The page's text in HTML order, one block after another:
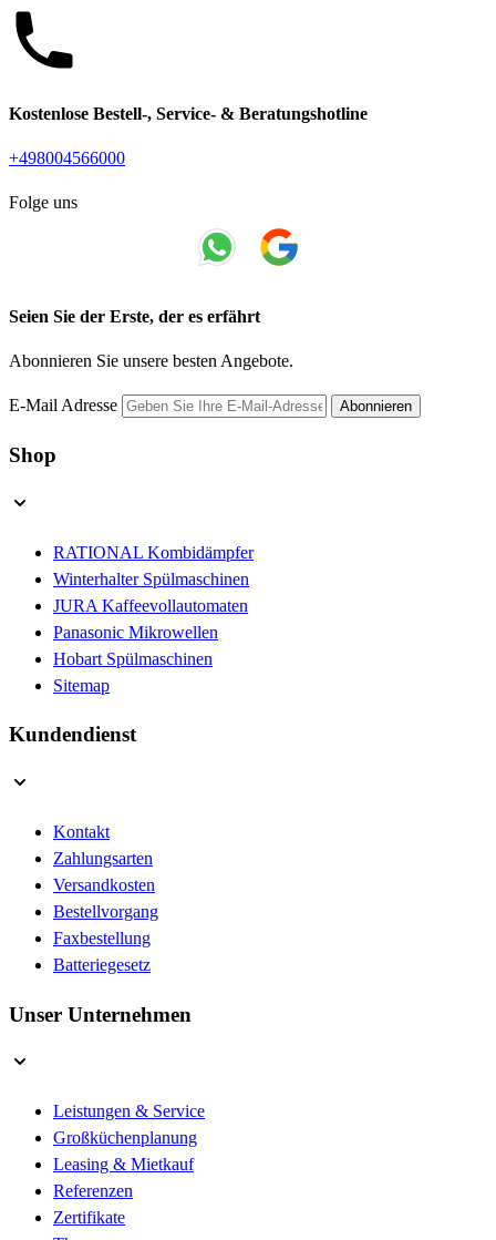
Kostenlose Bestell-, Service- & Beratungshotline
+498004566000
Folge uns
Seien Sie der Erste, der es erfährt
Abonnieren Sie unsere besten Angebote.
E-Mail Adresse Abonnieren
Shop
RATIONAL Kombidämpfer
Winterhalter Spülmaschinen
JURA Kaffeevollautomaten
Panasonic Mikrowellen
Hobart Spülmaschinen
Sitemap
Kundendienst
Kontakt
Zahlungsarten
Versandkosten
Bestellvorgang
Faxbestellung
Batteriegesetz
Unser Unternehmen
Leistungen & Service
Großküchenplanung
Leasing & Mietkauf
Referenzen
Zertifikate